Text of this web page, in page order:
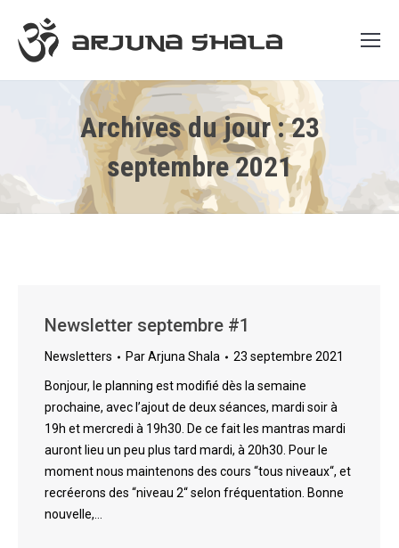
Archives du jour :23
septembre 2021
Newsletter septembre #1
Newsletters ParArjuna Shala 23 septembre 2021
Bonjour, le planning est modifié dès la semaine
prochaine, avec l’ajout de deux séances, mardi soir à
19h et mercredi à 19h30. De ce fait les mantras mardi
auront lieu un peu plus tard mardi, à 20h30. Pour le
moment nous maintenons des cours “tous niveaux“, et
recréerons des “niveau 2“ selon fréquentation. Bonne
nouvelle,…